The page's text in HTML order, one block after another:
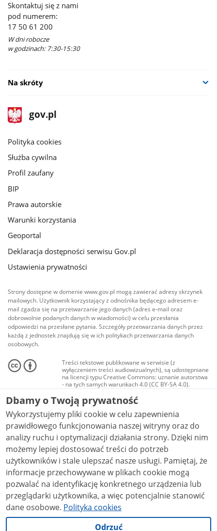
Skontaktuj się z nami
pod numerem:
17 50 61 200
W dni robocze
w godzinach: 7:30-15:30
Na skróty
stopka
gov.pl
Strona
gov.pl
gov.pl
Polityka cookies
Służba cywilna
Profil zaufany
BIP
Prawa autorskie
Warunki korzystania
Geoportal
Deklaracja dostępności serwisu Gov.pl
Ustawienia prywatności
Strony dostępne w domenie www.gov.pl mogą zawierać adresy skrzynek
mailowych. Użytkownik korzystający z odnośnika będącego adresem e-
mail zgadza się na przetwarzanie jego danych (adres e-mail oraz
dobrowolnie podanych danych w wiadomości) w celu przesłania
odpowiedzi na przesłane pytania. Szczegóły przetwarzania danych przez
każdą z jednostek znajdują się w ich politykach przetwarzania danych
osobowych.
Treści tekstowe publikowane w serwisie (z
wyłączeniem treści audiowizualnych), są udostępniane
na licencji typu Creative Commons: uznanie autorstwa
- na tych samych warunkach 4.0 (CC BY-SA 4.0).
Materiały audiowizualne, w tym zdjęcia, materiały
audio i wideo, są udostępniane na licencji typu
Creative Commons: uznanie autorstwa użycie
niekomercyjne - bez utworów zależnych 4.0 (CC BY-
NC-ND 4.0), o ile nie jest to stwierdzone inaczej.
Dbamy o Twoją prywatność
Wykorzystujemy pliki cookie w celu zapewnienia
prawidłowego funkcjonowania naszej witryny oraz do
analizy ruchu i optymalizacji działania strony. Dzięki nim
możemy lepiej dostosować treści do potrzeb
użytkowników i stale ulepszać nasze usługi. Pamiętaj, że
informacje przechowywane w plikach cookie mogą
pozwalać na identyfikację konkretnego urządzenia lub
przeglądarki użytkownika, a więc potencjalnie stanowić
dane osobowe. Polityka cookies
Odrzuć